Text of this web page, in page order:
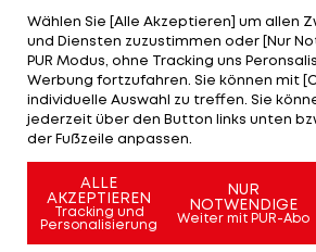
wurde.
FK Austria Wien
ENDSTAND
6:0
4:0 , 2:0
SPIELBERICHT
Wählen Sie [Alle Akzeptieren] um allen
und Diensten zuzustimmen oder [Nur
PUR Modus, ohne Tracking uns
Werbung fortzufahren. Sie können mit
individuelle Auswahl zu treffen. Sie
jederzeit über den Button links unten
der Fußzeile anpassen.
ALLE
AKZEPTIEREN
Tracking und
Personalisierung
NUR
NOTWENDIGE
Weiter mit PUR-Abo